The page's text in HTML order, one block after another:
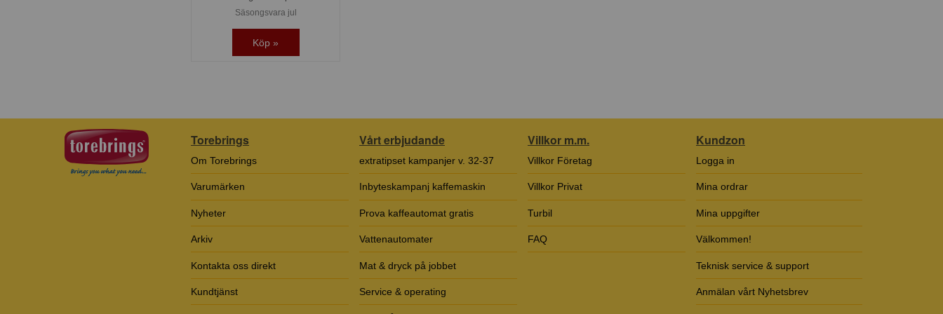
Säsongsvara jul
Köp »
Torebrings
Om Torebrings
Varumärken
Nyheter
Arkiv
Kontakta oss direkt
Kundtjänst
Vårt erbjudande
extratipset kampanjer v. 32-37
Inbyteskampanj kaffemaskin
Prova kaffeautomat gratis
Vattenautomater
Mat & dryck på jobbet
Service & operating
Villkor m.m.
Villkor Företag
Villkor Privat
Turbil
FAQ
Kundzon
Logga in
Mina ordrar
Mina uppgifter
Välkommen!
Teknisk service & support
Anmälan vårt Nyhetsbrev